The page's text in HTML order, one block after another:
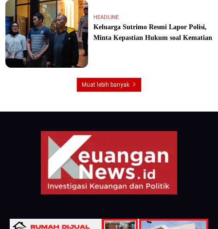
HEADLINE
Keluarga Sutrimo Resmi Lapor Polisi,
Minta Kepastian Hukum soal Kematian
Muat lebih banyak